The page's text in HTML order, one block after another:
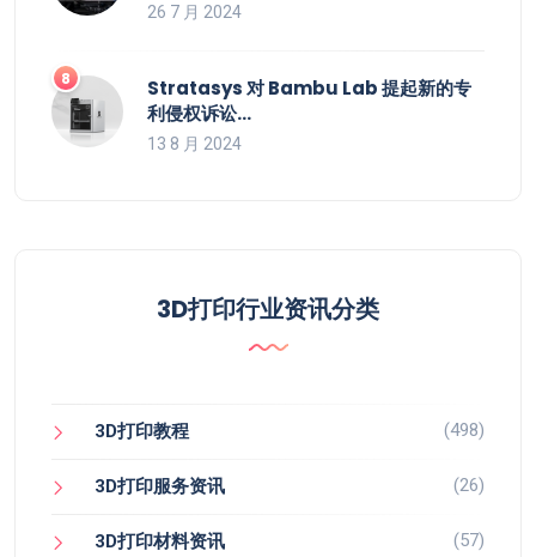
26 7 月 2024
Stratasys 对 Bambu Lab 提起新的专
利侵权诉讼…
13 8 月 2024
3D打印行业资讯分类
3D打印教程 (498)
3D打印服务资讯 (26)
3D打印材料资讯 (57)